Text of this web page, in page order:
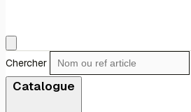
Chercher
Catalogue